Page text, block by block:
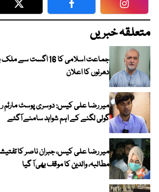
Twitter Facebook
متعلقہ خبریں
جماعت اسلامی کا 16
دھرنوں کا اعلان
میر رضا علی کیس: دوسری پوسٹ مارٹم
گولی لگنے کے اہم شواہد سامنے آگئے
میر رضا علی کیس، جبران ناصر کا
مطالبہ، والدین کا موقف بھی آ گیا